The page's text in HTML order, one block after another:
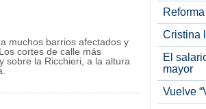
muchos barrios afectados y
cortes de calle más
sobre la Ricchieri, a la altura
Cristina
El
mayor
Vuelve